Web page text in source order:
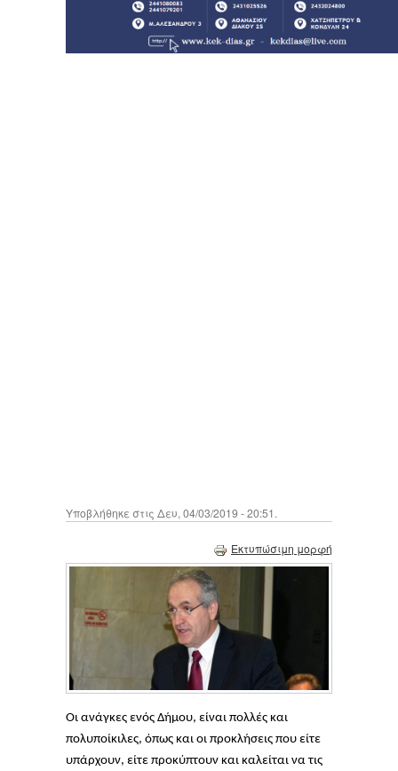
Υποβλήθηκε στις Δευ, 04/03/2019 - 20:51.
Εκτυπώσιμη μορφή
Οι ανάγκες ενός Δήμου, είναι πολλές και
πολυποίκιλες, όπως και οι προκλήσεις που είτε
υπάρχουν, είτε προκύπτουν και καλείται να τις